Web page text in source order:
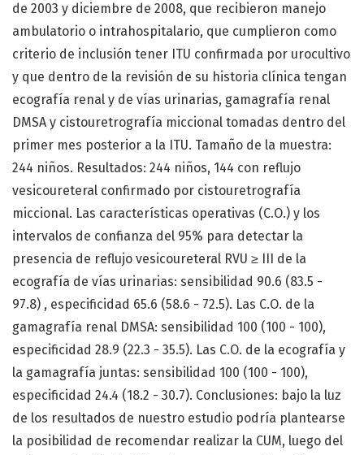
de 2003 y diciembre de 2008, que recibieron manejo
ambulatorio o intrahospitalario, que cumplieron como
criterio de inclusión tener ITU confirmada por urocultivo
y que dentro de la revisión de su historia clínica tengan
ecografía renal y de vías urinarias, gamagrafía renal
DMSA y cistouretrografía miccional tomadas dentro del
primer mes posterior a la ITU. Tamaño de la muestra:
244 niños. Resultados: 244 niños, 144 con reflujo
vesicoureteral confirmado por cistouretrografía
miccional. Las características operativas (C.O.) y los
intervalos de confianza del 95% para detectar la
presencia de reflujo vesicoureteral RVU ≥ III de la
ecografía de vías urinarias: sensibilidad 90.6 (83.5 -
97.8) , especificidad 65.6 (58.6 - 72.5). Las C.O. de la
gamagrafía renal DMSA: sensibilidad 100 (100 - 100),
especificidad 28.9 (22.3 - 35.5). Las C.O. de la ecografía y
la gamagrafía juntas: sensibilidad 100 (100 - 100),
especificidad 24.4 (18.2 - 30.7). Conclusiones: bajo la luz
de los resultados de nuestro estudio podría plantearse
la posibilidad de recomendar realizar la CUM, luego del